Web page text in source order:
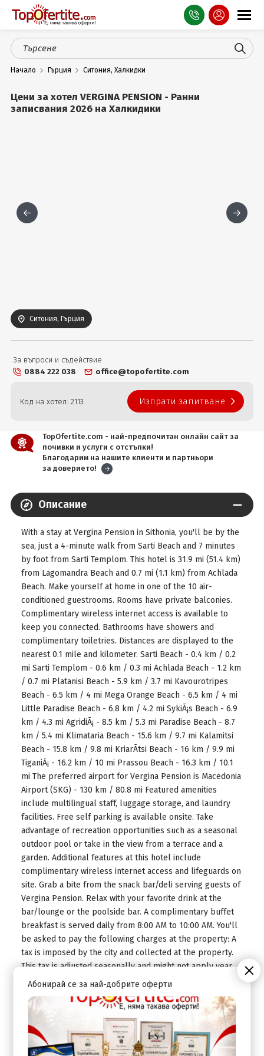
Оферти
СПА
Планина
Турция
Начало Гърция Ситония, Халкидки
Цени за хотел VERGINA PENSION - Ранни
записвания 2026 на Халкидики
Ситония, Гърция
За въпроси и съдействие
0884 222 038
office@topofertite.com
Код на хотел: 2113 Изпрати запитване
TopOfertite.com - най-предпочитан онлайн сайт за
почивки и услуги с отстъпки!
Благодарим на нашите клиенти и партньори
за доверието!
Описание
With a stay at Vergina Pension in Sithonia, you'll be by the
sea, just a 4-minute walk from Sarti Beach and 7 minutes
by foot from Sarti Templom. This hotel is 31.9 mi (51.4 km)
from Lagomandra Beach and 0.7 mi (1.1 km) from Achlada
Beach. Make yourself at home in one of the 10 air-
conditioned guestrooms. Rooms have private balconies.
Complimentary wireless internet access is available to
keep you connected. Bathrooms have showers and
complimentary toiletries. Distances are displayed to the
nearest 0.1 mile and kilometer. Sarti Beach - 0.4 km / 0.2
mi Sarti Templom - 0.6 km / 0.3 mi Achlada Beach - 1.2 km
/ 0.7 mi Platanisi Beach - 5.9 km / 3.7 mi Kavourotripes
Beach - 6.5 km / 4 mi Mega Orange Beach - 6.5 km / 4 mi
Little Paradise Beach - 6.8 km / 4.2 mi SykiÃ¡s Beach - 6.9
km / 4.3 mi AgridiÃ¡ - 8.5 km / 5.3 mi Paradise Beach - 8.7
km / 5.4 mi Klimataria Beach - 15.6 km / 9.7 mi Kalamitsi
Beach - 15.8 km / 9.8 mi KriarÃ­tsi Beach - 16 km / 9.9 mi
TiganiÃ¡ - 16.2 km / 10 mi Prassou Beach - 16.3 km / 10.1
mi The preferred airport for Vergina Pension is Macedonia
Airport (SKG) - 130 km / 80.8 mi Featured amenities
include multilingual staff, luggage storage, and laundry
facilities. Free self parking is available onsite. Take
advantage of recreation opportunities such as a seasonal
outdoor pool or take in the view from a terrace and a
garden. Additional features at this hotel include
complimentary wireless internet access and lifeguards on
site. Grab a bite from the snack bar/deli serving guests of
Vergina Pension. Relax with your favorite drink at the
bar/lounge or the poolside bar. A complimentary buffet
breakfast is served daily from 8:00 AM to 10:00 AM. You'll
be asked to pay the following charges at the property: A
tax is imposed by the city and collected at the property.
This tax is adjusted seasonally and might not apply year
round. Other exemptions or reductions might apply. For
information on the reservation confirmation received after
booking. A tax is imposed by the city: From 1 November -
29 February, EUR 0.50 per accommodation, per night A tax
is imposed by the city: From 1 March - 31 October, EUR
Абонирай се за най-добрите оферти